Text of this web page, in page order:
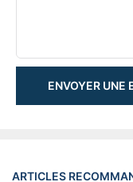
ENVOYER UNE
ARTICLES